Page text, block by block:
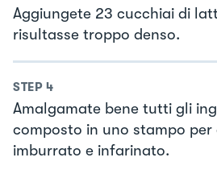
Aggiungete 23 cucchiai di
risultasse troppo denso.
STEP 4
Amalgamate bene tutti gli
composto in uno stampo per
imburrato e infarinato.